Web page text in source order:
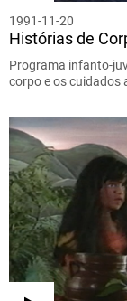
1991-11-20
Histórias de
Programa infanto-
corpo e os cuidados